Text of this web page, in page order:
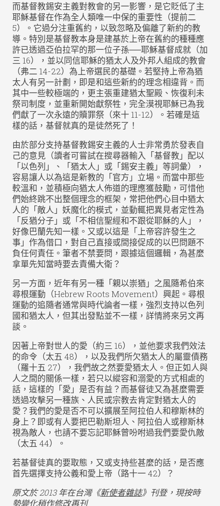
而基督教錫安主義對教會的另一影響，是它貶低了主
耶穌基督在作為全人類唯一中保的重要性（提前二
5）。它過分注重舊約，以致忽略及偏離了新約的教
導。特別是基督教本身是建基於上帝在舊約的種種應
許已透過亞伯拉罕的那一位子孫──耶穌基督成就（加
三 16），並以同信耶穌的猶太人及外邦人組成的教會
（弗二 14-22）為上帝選民的基礎。若堅持上帝為猶
太人有另一計劃，即是和這些新約的理念相違背。而
其中一些較極端的，更主張重建猶太聖殿、恢復利未
祭司制度，並重新開始獻祭牲，完全漠視耶穌已為我
們獻了一次永遠的贖罪祭（來十 11-12）。若確是這
樣的話，基督就真的是徒然死了！
由於部分支持基督教錫安主義的人士非常勇於發表自
己的意見（讀者可嘗試在搜尋器輸入「基督教」配以
「以色列」、「猶太人」或「錫安主義」等詞彙），
容易讓人以為這是新教的「官方」立場。而當中那些
較溫和，並積極向猶太人佈道的理應獲鼓勵，可惜他
們始終跳不出整個理念的框架，常把他們心目中猶太
人的「敵人」妖魔化的模式，並動輒把異見者定性為
「反猶分子」或「不相信聖經和不跟從耶穌的人」，
好像巴蘭先知一樣。又或以這是「上帝容許發生之
事」作為借口，對自己直接或間接促成的以巴問題不
負任何責任。筆者不禁要問，跟據這個邏輯，為甚麼
拿單先知當時要去責備大衛？
另一方面，近年有另一種「親以崇猶」之風隨希伯來
尋根運動（Hebrew Roots Movement）興起。尋根
運動的追隨者通常與時代論者一樣，強烈支持以色列
國和猶太人，但其出發點並不一樣，詳情將來另文再
談。
因著上帝對世人的愛（約三 16），並他要求我們效法
的命令（太五 48），以及我們所欠猶太人的屬靈債務
（羅十五 27），我們故之然要愛猶太人。但正如人與
人之間的關係一樣，若只以縱容和溺愛的方式相處的
話，這樣的「愛」是否有益？而基督徒又為甚麼需要
透過攻擊另一種族、人民或宗教去肯定對猶太人的
愛？我們的愛是否不可以擴展至阿拉伯人和穆斯林的
身上？即或有人要把巴勒斯坦人、阿拉伯人或穆斯林
視為敵人，也請不要忘記耶穌曾吩咐過我們要愛仇敵
（太五 44）。
若基督徒真的要取態，又或支持些甚麼的話，是否應
首先選擇支持公義和愛上帝（路十一 42）？
原文於 2013 年在台灣《新使者雜誌》 刊登，現按時
勢變化稍作修改再刊